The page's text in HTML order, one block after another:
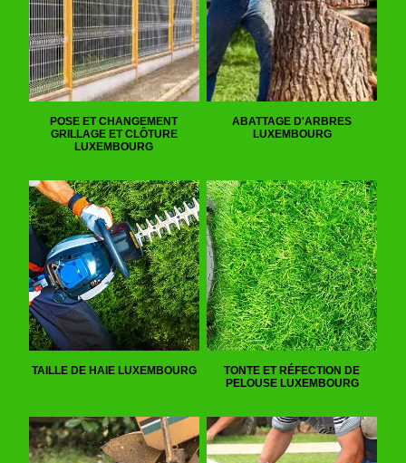
POSE ET CHANGEMENT
GRILLAGE ET CLÔTURE
LUXEMBOURG
ABATTAGE D'ARBRES
LUXEMBOURG
TAILLE DE HAIE LUXEMBOURG
TONTE ET RÉFECTION DE
PELOUSE LUXEMBOURG